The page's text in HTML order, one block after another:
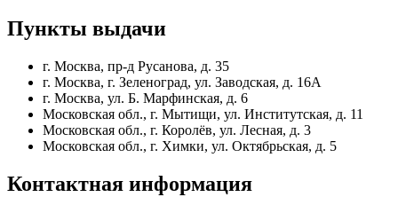
Пункты выдачи
г. Москва, пр-д Русанова, д. 35
г. Москва, г. Зеленоград, ул. Заводская, д. 16А
г. Москва, ул. Б. Марфинская, д. 6
Московская обл., г. Мытищи, ул. Институтская, д. 11
Московская обл., г. Королёв, ул. Лесная, д. 3
Московская обл., г. Химки, ул. Октябрьская, д. 5
Контактная информация